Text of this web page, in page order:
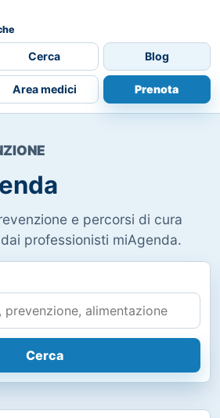
Cerca Blog
Area medici Prenota
e percorsi di cura
professionisti miAgenda.
Cerca